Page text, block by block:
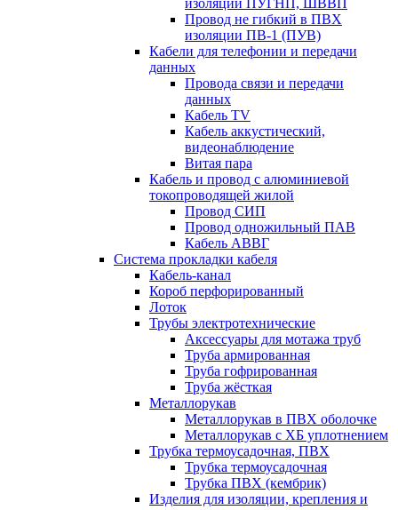
изоляции ПУГНП, ШВВП
Провод не гибкий в ПВХ
изоляции ПВ-1 (ПУВ)
Кабели для телефонии и передачи
данных
Провода связи и передачи
данных
Кабель TV
Кабель аккустический,
видеонаблюдение
Витая пара
Кабель и провод с алюминиевой
токопроводящей жилой
Провод СИП
Провод одножильный ПАВ
Кабель АВВГ
Система прокладки кабеля
Кабель-канал
Короб перфорированный
Лоток
Трубы электротехнические
Аксессуары для мотажа труб
Труба армированная
Труба гофрированная
Труба жёсткая
Металлорукав
Металлорукав в ПВХ оболочке
Металлорукав с ХБ уплотнением
Трубка термоусадочная, ПВХ
Трубка термоусадочная
Трубка ПВХ (кембрик)
Изделия для изоляции, крепления и